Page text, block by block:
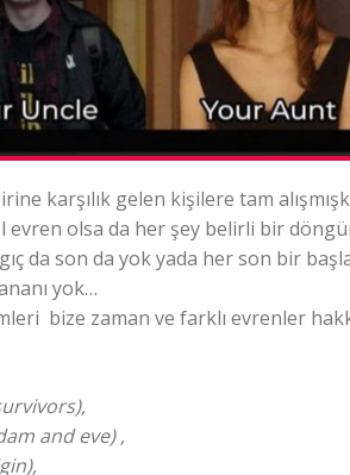
karşılık gelen kişilere tam
evren olsa da her şey belirli bir
da son da yok yada her son bir
yok…
bize zaman ve farklı evrenler
and eve) ,